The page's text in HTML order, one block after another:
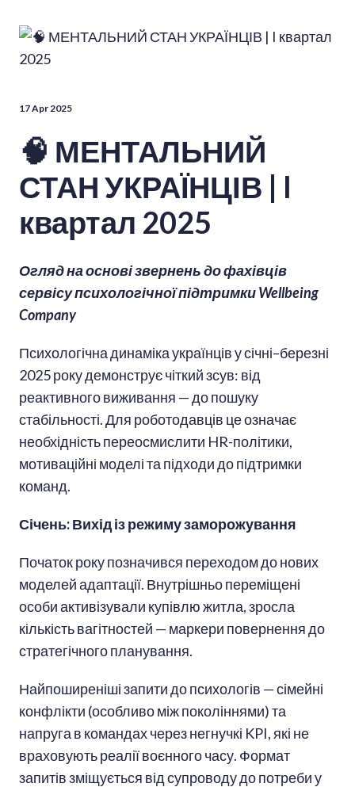
17 Apr 2025
🧠 МЕНТАЛЬНИЙ
СТАН УКРАЇНЦІВ | I
квартал 2025
Огляд на основі звернень до фахівців
сервісу психологічної підтримки Wellbeing
Company
Психологічна динаміка українців у січні–березні
2025 року демонструє чіткий зсув: від
реактивного виживання — до пошуку
стабільності. Для роботодавців це означає
необхідність переосмислити HR-політики,
мотиваційні моделі та підходи до підтримки
команд.
Січень: Вихід із режиму заморожування
Початок року позначився переходом до нових
моделей адаптації. Внутрішньо переміщені
особи активізували купівлю житла, зросла
кількість вагітностей — маркери повернення до
стратегічного планування.
Найпоширеніші запити до психологів — сімейні
конфлікти (особливо між поколіннями) та
напруга в командах через негнучкі KPI, які не
враховують реалії воєнного часу. Формат
запитів зміщується від супроводу до потреби у